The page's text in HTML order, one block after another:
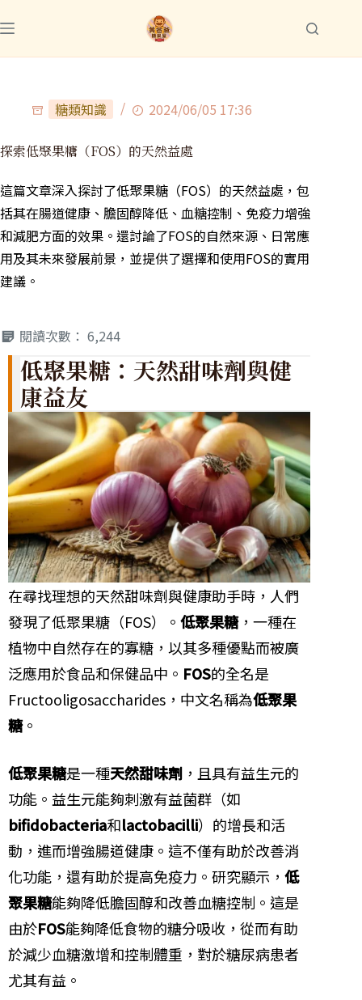
糖類知識 2024/06/05 17:36
探索低聚果糖（FOS）的天然益處
這篇文章深入探討了低聚果糖（FOS）的天然益處，包
括其在腸道健康、膽固醇降低、血糖控制、免疫力增強
和減肥方面的效果。還討論了FOS的自然來源、日常應
用及其未來發展前景，並提供了選擇和使用FOS的實用
建議。
閱讀次數： 6,244
低聚果糖：天然甜味劑與健
康益友
在尋找理想的天然甜味劑與健康助手時，人們
發現了低聚果糖（FOS）。 低聚果糖，一種在
植物中自然存在的寡糖，以其多種優點而被廣
泛應用於食品和保健品中。 FOS的全名是
Fructooligosaccharides，中文名稱為低聚果
糖。
低聚果糖是一種天然甜味劑 ，且具有益生元的
功能。益生元能夠刺激有益菌群（如
bifidobacteria和lactobacilli）的增長和活
動，進而增強腸道健康。這不僅有助於改善消
化功能，還有助於提高免疫力。研究顯示， 低
聚果糖能夠降低膽固醇和改善血糖控制。這是
由於FOS能夠降低食物的糖分吸收，從而有助
於減少血糖激增和控制體重，對於糖尿病患者
尤其有益。